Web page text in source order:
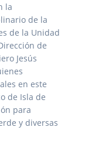
la
de la
de la Unidad
de
Jesús
en este
de Isla de
para
y diversas